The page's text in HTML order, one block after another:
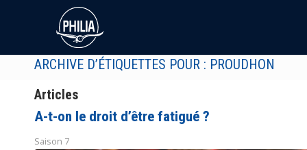
ARCHIVE D’ÉTIQUETTES POUR : PROUDHON
Articles
A-t-on le droit d’être fatigué ?
Saison 7